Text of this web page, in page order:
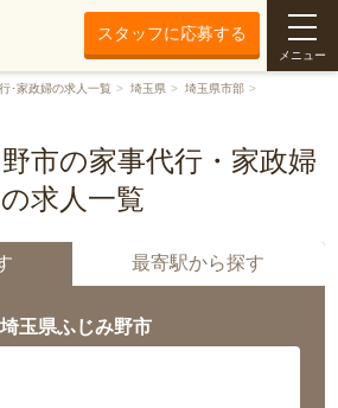
スタッフに応募する
メニュー
･家政婦の求人一覧 埼玉県
埼玉県市部
市の家事代行・家政婦
の求人一覧
最寄駅から探す
玉県ふじみ野市